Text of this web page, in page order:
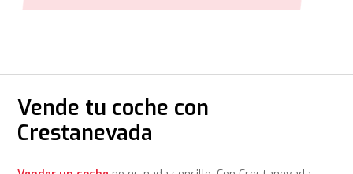
Vende tu coche con
Crestanevada